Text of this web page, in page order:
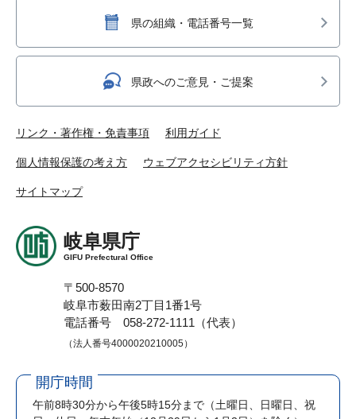
県の組織・電話番号一覧
県政へのご意見・ご提案
リンク・著作権・免責事項 利用ガイド
個人情報保護の考え方 ウェブアクセシビリティ方針
サイトマップ
岐阜県庁
GIFU Prefectural Office
〒500-8570
岐阜市薮田南2丁目1番1号
電話番号 058-272-1111（代表）
（法人番号4000020210005）
開庁時間
午前8時30分から午後5時15分まで （土曜日、日曜日、祝